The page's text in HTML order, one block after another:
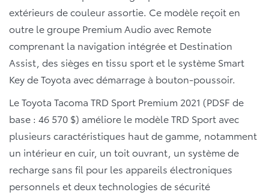
extérieurs de couleur assortie. Ce modèle reçoit en
outre le groupe Premium Audio avec Remote
comprenant la navigation intégrée et Destination
Assist, des sièges en tissu sport et le système Smart
Key de Toyota avec démarrage à bouton-poussoir.
Le Toyota Tacoma TRD Sport Premium 2021 (PDSF de
base : 46 570 $) améliore le modèle TRD Sport avec
plusieurs caractéristiques haut de gamme, notamment
un intérieur en cuir, un toit ouvrant, un système de
recharge sans fil pour les appareils électroniques
personnels et deux technologies de sécurité